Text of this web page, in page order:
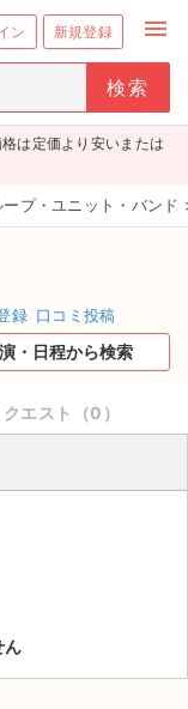
ン 新規登録 menu
は定価より安いまたは
ープ・ユニット・バンド
録 口コミ投稿
・日程から検索
クエスト（0）
ん